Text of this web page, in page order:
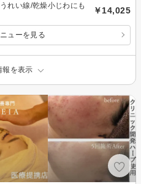
れい線/乾燥小じわにも
￥14,025
ューを見る
報を表示